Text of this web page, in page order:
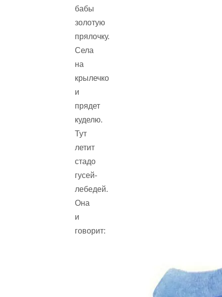
бабы
золотую
прялочку.
Села
на
крылечко
и
прядет
куделю.
Тут
летит
стадо
гусей-
лебедей.
Она
и
говорит: